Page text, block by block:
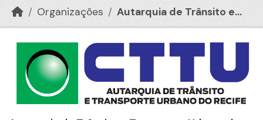
Organizações Autarquia de Trânsito e...